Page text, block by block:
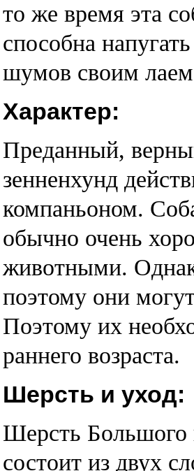
то же время эта
способна
шумов своим
Характер:
Преданный,
зенненхунд
компаньоном.
обычно очень
животными.
поэтому они
Поэтому их
раннего возраста.
Шерсть и уход:
Шерсть Большого
состоит из двух